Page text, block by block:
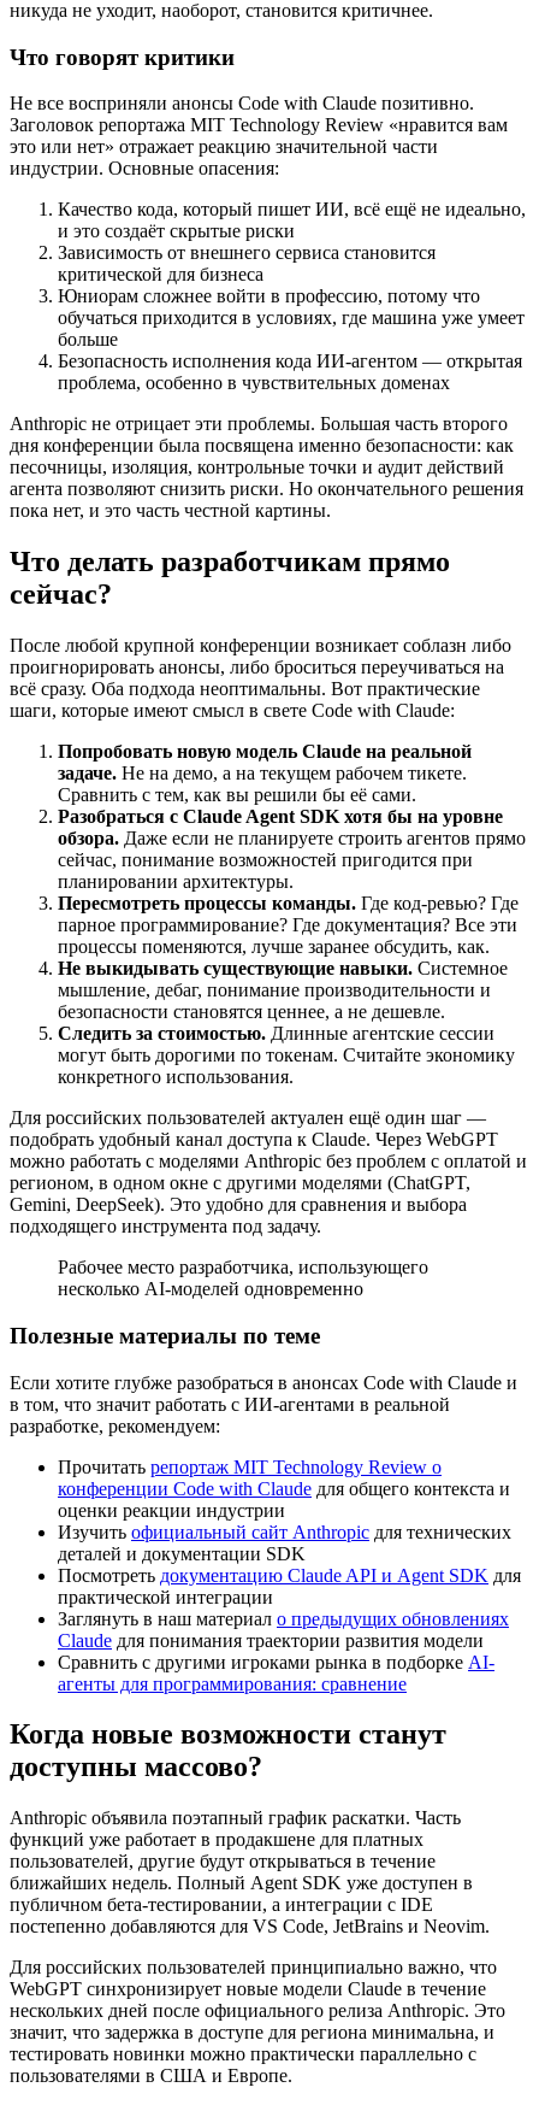
никуда не уходит, наоборот, становится критичнее.
Что говорят критики
Не все восприняли анонсы Code with Claude позитивно.
Заголовок репортажа MIT Technology Review «нравится вам
это или нет» отражает реакцию значительной части
индустрии. Основные опасения:
Качество кода, который пишет ИИ, всё ещё не идеально,
и это создаёт скрытые риски
Зависимость от внешнего сервиса становится
критической для бизнеса
Юниорам сложнее войти в профессию, потому что
обучаться приходится в условиях, где машина уже умеет
больше
Безопасность исполнения кода ИИ-агентом — открытая
проблема, особенно в чувствительных доменах
Anthropic не отрицает эти проблемы. Большая часть второго
дня конференции была посвящена именно безопасности: как
песочницы, изоляция, контрольные точки и аудит действий
агента позволяют снизить риски. Но окончательного решения
пока нет, и это часть честной картины.
Что делать разработчикам прямо
сейчас?
После любой крупной конференции возникает соблазн либо
проигнорировать анонсы, либо броситься переучиваться на
всё сразу. Оба подхода неоптимальны. Вот практические
шаги, которые имеют смысл в свете Code with Claude:
Попробовать новую модель Claude на реальной
задаче. Не на демо, а на текущем рабочем тикете.
Сравнить с тем, как вы решили бы её сами.
Разобраться с Claude Agent SDK хотя бы на уровне
обзора. Даже если не планируете строить агентов прямо
сейчас, понимание возможностей пригодится при
планировании архитектуры.
Пересмотреть процессы команды. Где код-ревью? Где
парное программирование? Где документация? Все эти
процессы поменяются, лучше заранее обсудить, как.
Не выкидывать существующие навыки. Системное
мышление, дебаг, понимание производительности и
безопасности становятся ценнее, а не дешевле.
Следить за стоимостью. Длинные агентские сессии
могут быть дорогими по токенам. Считайте экономику
конкретного использования.
Для российских пользователей актуален ещё один шаг —
подобрать удобный канал доступа к Claude. Через WebGPT
можно работать с моделями Anthropic без проблем с оплатой и
регионом, в одном окне с другими моделями (ChatGPT,
Gemini, DeepSeek). Это удобно для сравнения и выбора
подходящего инструмента под задачу.
Рабочее место разработчика, использующего
несколько AI-моделей одновременно
Полезные материалы по теме
Если хотите глубже разобраться в анонсах Code with Claude и
в том, что значит работать с ИИ-агентами в реальной
разработке, рекомендуем:
Прочитать репортаж MIT Technology Review о
конференции Code with Claude для общего контекста и
оценки реакции индустрии
Изучить официальный сайт Anthropic для технических
деталей и документации SDK
Посмотреть документацию Claude API и Agent SDK для
практической интеграции
Заглянуть в наш материал о предыдущих обновлениях
Claude для понимания траектории развития модели
Сравнить с другими игроками рынка в подборке AI-
агенты для программирования: сравнение
Когда новые возможности станут
доступны массово?
Anthropic объявила поэтапный график раскатки. Часть
функций уже работает в продакшене для платных
пользователей, другие будут открываться в течение
ближайших недель. Полный Agent SDK уже доступен в
публичном бета-тестировании, а интеграции с IDE
постепенно добавляются для VS Code, JetBrains и Neovim.
Для российских пользователей принципиально важно, что
WebGPT синхронизирует новые модели Claude в течение
нескольких дней после официального релиза Anthropic. Это
значит, что задержка в доступе для региона минимальна, и
тестировать новинки можно практически параллельно с
пользователями в США и Европе.